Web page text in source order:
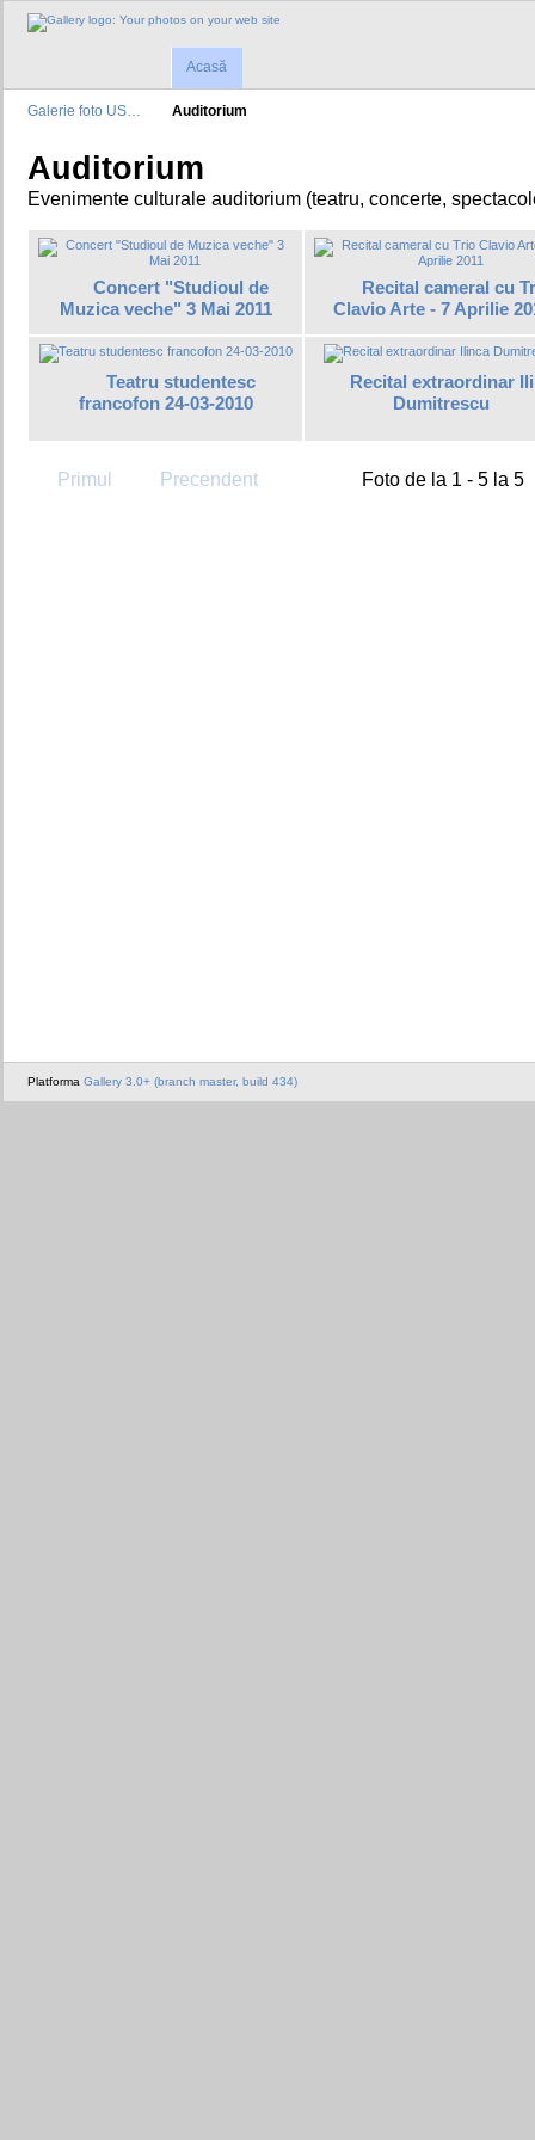
Acasă
Galerie foto US… Auditorium
Auditorium
Evenimente culturale auditorium (teatru, concerte,
Concert "Studioul de
Muzica veche" 3 Mai 2011
Recital cameral cu
Clavio Arte - 7 Aprilie
Teatru studentesc
francofon 24-03-2010
Recital extraordinar
Dumitrescu
Primul Precendent Foto de la 1 - 5 la 5
Platforma Gallery 3.0+ (branch master, build 434)